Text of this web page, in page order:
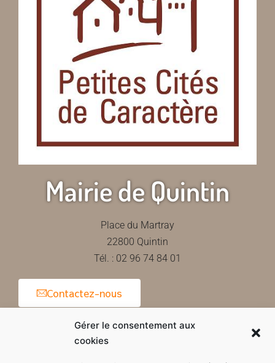
Gérer le consentement aux
cookies
Mairie de Quintin
Place du Martray
22800 Quintin
Tél. : 02 96 74 84 01
Contactez-nous